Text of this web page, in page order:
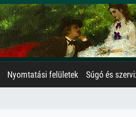
Nyomtatási felületek Súgó és